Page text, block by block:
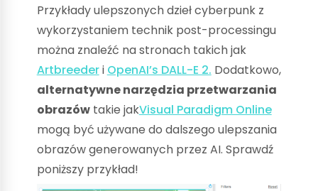
Przykłady ulepszonych dzieł cyberpunk z
wykorzystaniem technik post-processingu
można znaleźć na stronach takich jak
Artbreederi OpenAI’s DALL-E 2. Dodatkowo,
alternatywne narzędzia przetwarzania
obrazówtakie jakVisual Paradigm Online
mogą być używane do dalszego ulepszania
obrazów generowanych przez AI. Sprawdź
poniższy przykład!